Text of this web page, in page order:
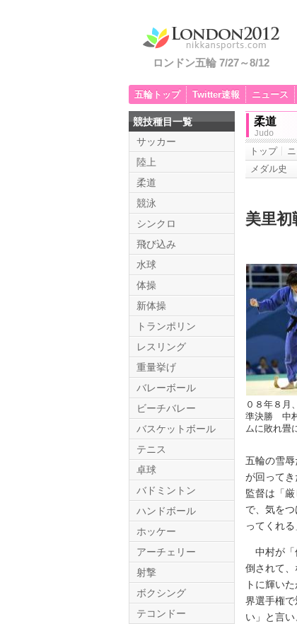
ロンドン五輪 7/27～8/12
五輪トップ Twitter速報 ニュース
柔道
Judo
トップ
メダル史
美里
０８年８月
準決勝 中
ムに敗れ畳
五輪の雪
が回って
監督は「
で、気を
ってくれる
中村が「
倒されて
トに輝い
界選手権
い」と言い
競技種目一覧
サッカー
陸上
柔道
競泳
シンクロ
飛び込み
水球
体操
新体操
トランポリン
レスリング
重量挙げ
バレーボール
ビーチバレー
バスケットボール
テニス
卓球
バドミントン
ハンドボール
ホッケー
アーチェリー
射撃
ボクシング
テコンドー
Twitter.com